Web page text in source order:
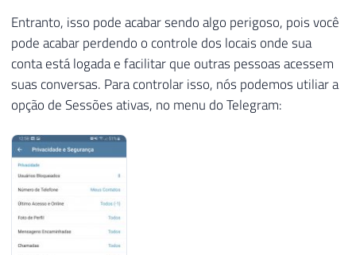
Entranto, isso pode acabar sendo algo perigoso, pois você
pode acabar perdendo o controle dos locais onde sua
conta está logada e facilitar que outras pessoas acessem
suas conversas. Para controlar isso, nós podemos utiliar a
opção de Sessões ativas, no menu do Telegram: